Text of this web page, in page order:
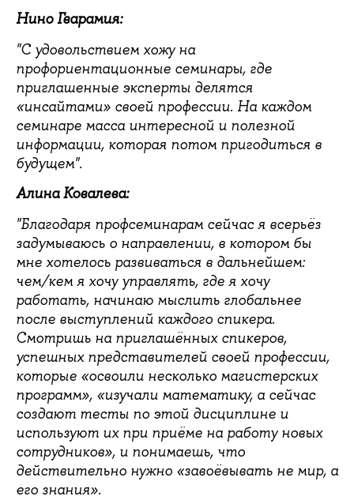
Нино Гварамия:
"С удовольствием хожу на
профориентационные семинары, где
приглашенные эксперты делятся
«инсайтами» своей профессии. На каждом
семинаре масса интересной и полезной
информации, которая потом пригодиться в
будущем".
Алина Ковалева:
"Благодаря профсеминарам сейчас я всерьёз
задумываюсь о направлении, в котором бы
мне хотелось развиваться в дальнейшем:
чем/кем я хочу управлять, где я хочу
работать, начинаю мыслить глобальнее
после выступлений каждого спикера.
Смотришь на приглашённых спикеров,
успешных представителей своей профессии,
которые «освоили несколько магистерских
программ», «изучали математику, а сейчас
создают тесты по этой дисциплине и
используют их при приёме на работу новых
сотрудников», и понимаешь, что
действительно нужно «завоёвывать не мир, а
его знания».